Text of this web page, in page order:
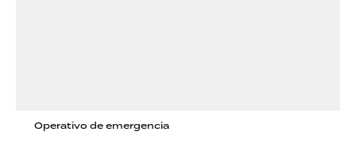
Operativo de emergencia